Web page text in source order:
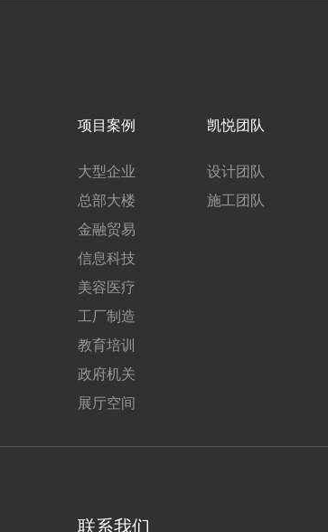
项目案例
大型企业
总部大楼
金融贸易
信息科技
美容医疗
工厂制造
教育培训
政府机关
展厅空间
凯悦团队
设计团队
施工团队
联系我们